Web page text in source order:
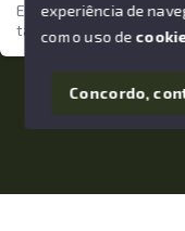
Estamos aqui para te
tão importante da sua
© Copyright 2026 -
SITE PARA IMOBILIARIA
experiência de
com o uso de
Concordo,